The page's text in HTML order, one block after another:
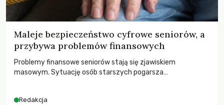
Maleje bezpieczeństwo cyfrowe seniorów, a
przybywa problemów finansowych
Problemy finansowe seniorów stają się zjawiskiem
masowym. Sytuację osób starszych pogarsza
Redakcja